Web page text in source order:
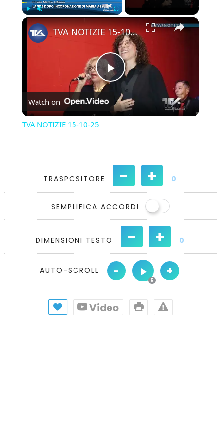
Play Unmute ×
Play
Video
TVA NOTIZIE 15-10-25
Watch on
TVA NOTIZIE 15-10-25
TRASPOSITORE - + 0
SEMPLIFICA ACCORDI
DIMENSIONI TESTO - + 0
AUTO-SCROLL - +
Video